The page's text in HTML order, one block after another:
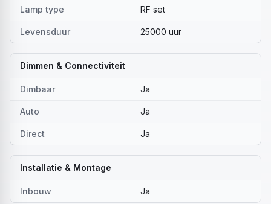
Lamp type RF set
Levensduur 25000 uur
Dimmen & Connectiviteit
Dimbaar Ja
Auto Ja
Direct Ja
Installatie & Montage
Inbouw Ja